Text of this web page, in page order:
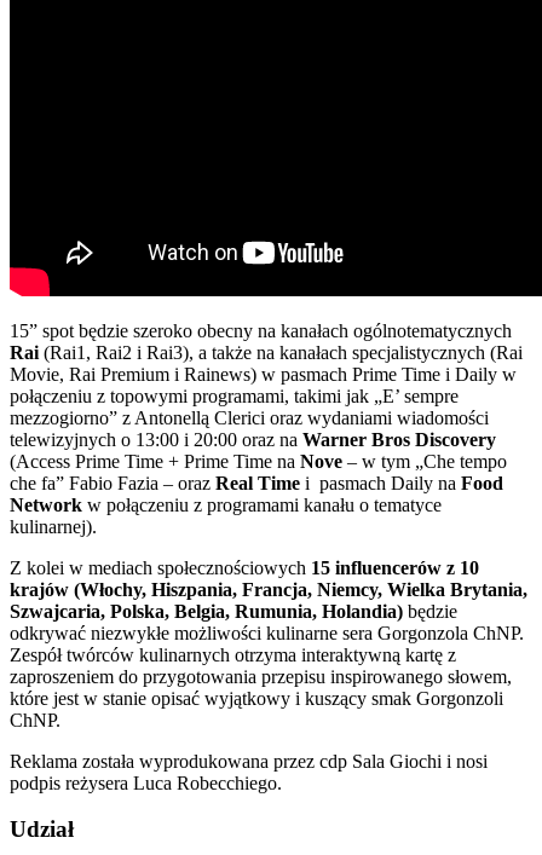
15” spot będzie szeroko obecny na kanałach ogólnotematycznych
Rai (Rai1, Rai2 i Rai3), a także na kanałach specjalistycznych (Rai
Movie, Rai Premium i Rainews) w pasmach Prime Time i Daily w
połączeniu z topowymi programami, takimi jak „E’ sempre
mezzogiorno” z Antonellą Clerici oraz wydaniami wiadomości
telewizyjnych o 13:00 i 20:00 oraz na Warner Bros Discovery
(Access Prime Time + Prime Time na Nove – w tym „Che tempo
che fa” Fabio Fazia – oraz Real Time i pasmach Daily na Food
Network w połączeniu z programami kanału o tematyce
kulinarnej).
Z kolei w mediach społecznościowych 15 influencerów z 10
krajów (Włochy, Hiszpania, Francja, Niemcy, Wielka Brytania,
Szwajcaria, Polska, Belgia, Rumunia, Holandia) będzie
odkrywać niezwykłe możliwości kulinarne sera Gorgonzola ChNP.
Zespół twórców kulinarnych otrzyma interaktywną kartę z
zaproszeniem do przygotowania przepisu inspirowanego słowem,
które jest w stanie opisać wyjątkowy i kuszący smak Gorgonzoli
ChNP.
Reklama została wyprodukowana przez cdp Sala Giochi i nosi
podpis reżysera Luca Robecchiego.
Udział